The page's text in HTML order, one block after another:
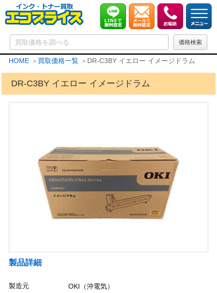
HOME 買取価格一覧 DR-C3BY イエロー イメージドラム
DR-C3BY イエロー イメージドラム
製品詳細
製造元
OKI（沖電気）